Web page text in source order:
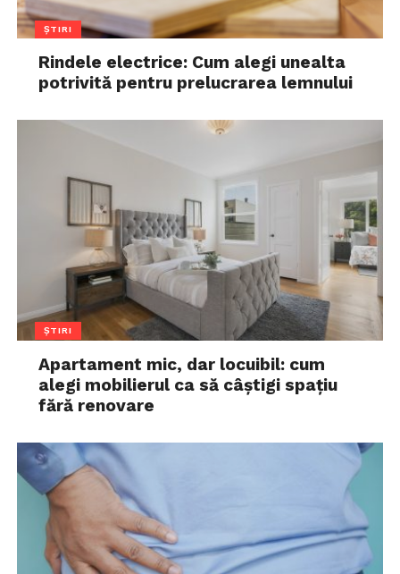
ȘTIRI
Rindele electrice: Cum alegi unealta
potrivită pentru prelucrarea lemnului
ȘTIRI
Apartament mic, dar locuibil: cum
alegi mobilierul ca să câștigi spațiu
fără renovare